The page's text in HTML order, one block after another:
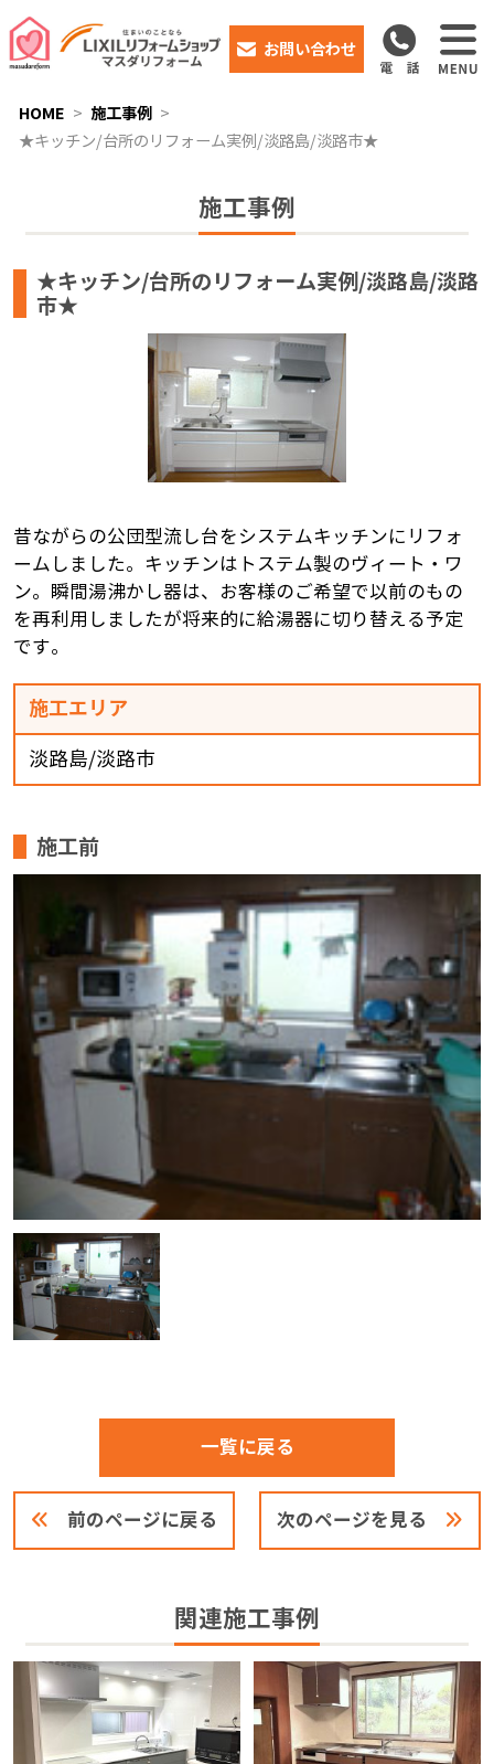
お問い合わせ
HOME
施工事例
★キッチン/台所のリフォーム実例/淡路島/淡路市★
施工事例
★キッチン/台所のリフォーム実例/淡路島/淡路
市★
昔ながらの公団型流し台をシステムキッチンにリフォ
ームしました。キッチンはトステム製のヴィート・ワ
ン。瞬間湯沸かし器は、お客様のご希望で以前のもの
を再利用しましたが将来的に給湯器に切り替える予定
です。
施工エリア
淡路島/淡路市
施工前
前のページに戻る
一覧に戻る
次のページを見る
関連施工事例